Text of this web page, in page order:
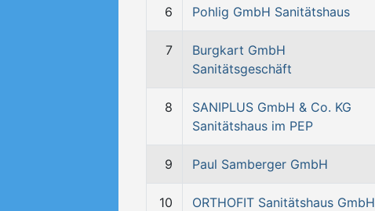
6 Pohlig GmbH Sanitätshaus
7
Burgkart GmbH
Sanitätsgeschäft
8
SANIPLUS GmbH & Co. KG
Sanitätshaus im PEP
9 Paul Samberger GmbH
10 ORTHOFIT Sanitätshaus GmbH